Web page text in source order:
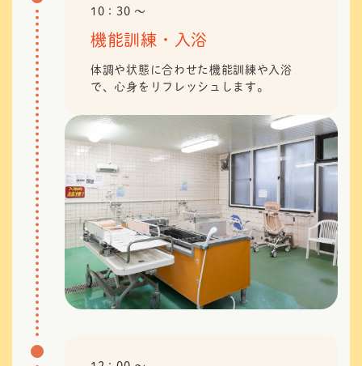
10：30 〜
機能訓練・入浴
体調や状態に合わせた機能訓練や入浴
で、心身をリフレッシュします。